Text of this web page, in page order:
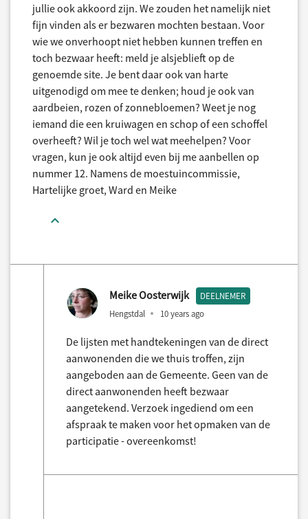
jullie ook akkoord zijn. We zouden het namelijk niet
fijn vinden als er bezwaren mochten bestaan. Voor
wie we onverhoopt niet hebben kunnen treffen en
toch bezwaar heeft: meld je alsjeblieft op de
genoemde site. Je bent daar ook van harte
uitgenodigd om mee te denken; houd je ook van
aardbeien, rozen of zonnebloemen? Weet je nog
iemand die een kruiwagen en schop of een schoffel
overheeft? Wil je toch wel wat meehelpen? Voor
vragen, kun je ook altijd even bij me aanbellen op
nummer 12. Namens de moestuincommissie,
Hartelijke groet, Ward en Meike
Meike Oosterwijk DEELNEMER
Hengstdal 10 years ago
De lijsten met handtekeningen van de direct
aanwonenden die we thuis troffen, zijn
aangeboden aan de Gemeente. Geen van de
direct aanwonenden heeft bezwaar
aangetekend. Verzoek ingediend om een
afspraak te maken voor het opmaken van de
participatie - overeenkomst!